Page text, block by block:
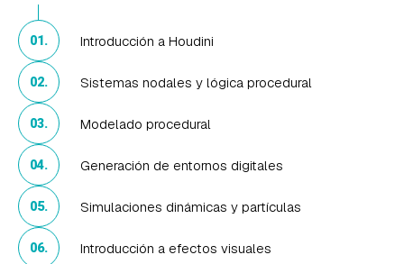
01. Introducción a Houdini
02. Sistemas nodales y lógica procedural
03. Modelado procedural
04. Generación de entornos digitales
05. Simulaciones dinámicas y partículas
06. Introducción a efectos visuales